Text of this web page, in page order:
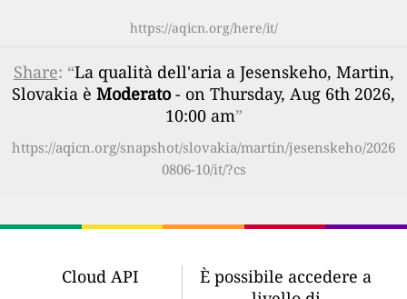
https://aqicn.org/here/it/
Share: “La qualità dell'aria a Jesenskeho, Martin,
Slovakia è Moderato- on Thursday, Aug 6th 2026,
10:00 am”
https://aqicn.org/snapshot/slovakia/martin/jesenskeho/2026
0806-10/it/?cs
Cloud API
È possibile accedere a